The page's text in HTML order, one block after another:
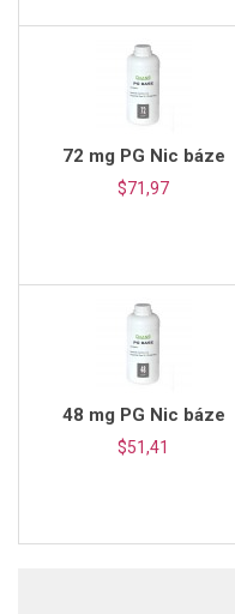
72 mg PG Nic báze
$71,97
48 mg PG Nic báze
$51,41